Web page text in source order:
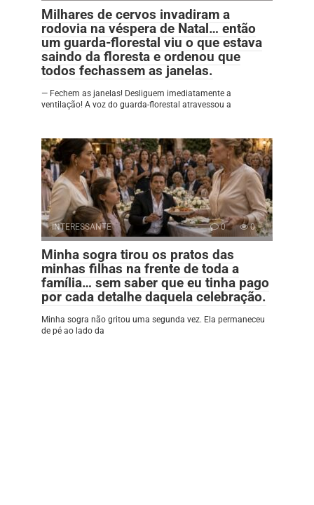
Milhares de cervos invadiram a
rodovia na véspera de Natal… então
um guarda-florestal viu o que estava
saindo da floresta e ordenou que
todos fechassem as janelas.
— Fechem as janelas! Desliguem imediatamente a
ventilação! A voz do guarda-florestal atravessou a
INTERESSANTE 0 0
Minha sogra tirou os pratos das
minhas filhas na frente de toda a
família… sem saber que eu tinha pago
por cada detalhe daquela celebração.
Minha sogra não gritou uma segunda vez. Ela permaneceu
de pé ao lado da